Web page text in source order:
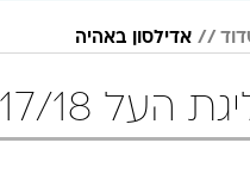
אדילסון באהיה
18 כדורגל